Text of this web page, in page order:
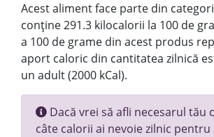
Acest aliment face parte din
conține 291.3 kilocalorii la 100 de
a 100 de grame din acest produs
aport caloric din cantitatea zilnică
un adult (2000 kCal).
Dacă vrei să afli necesarul tău
câte calorii ai nevoie zilnic